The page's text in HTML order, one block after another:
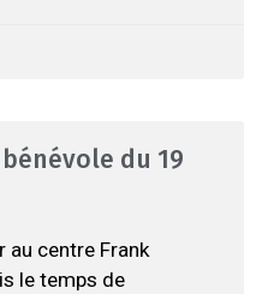
du 19
au centre Frank
le temps de